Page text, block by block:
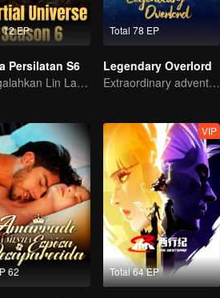
12 EP
Persilatan S6
Mengalahkan Lin Langtian, meraih gelar juara.
Total 78 EP
Legendary Overlord
Extraordinary adventure, a teenager reborn from adversity.
62 Total 64 EP
VIP